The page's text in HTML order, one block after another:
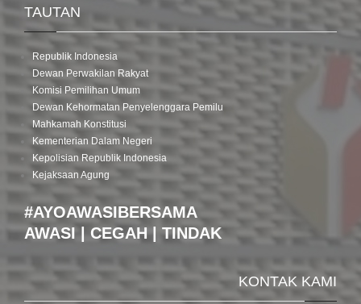
TAUTAN
Republik Indonesia
Dewan Perwakilan Rakyat
Komisi Pemilihan Umum
Dewan Kehormatan Penyelenggara Pemilu
Mahkamah Konstitusi
Kementerian Dalam Negeri
Kepolisian Republik Indonesia
Kejaksaan Agung
#AYOAWASIBERSAMA
AWASI | CEGAH | TINDAK
KONTAK KAMI